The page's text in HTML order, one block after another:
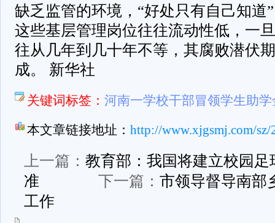
缺乏监管的环境，“好处只有自己知道
这些基层管理岗位往往流动性低，一
往从几年到几十年不等，其腐败潜伏
成。 新华社
关键词标签： 河南一学校干部冒领学生助
本文章链接地址： http://www.xjgsmj.com/sz/
上一篇： 教育部：我国将建立校园
准
下一篇： 市领导督导南部
工作